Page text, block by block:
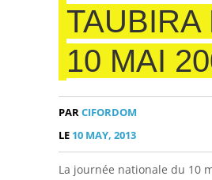
TAUBIRA
10 MAI
PARCIFORDOM
LE 10 MAY, 2013
La journée nationale du 10